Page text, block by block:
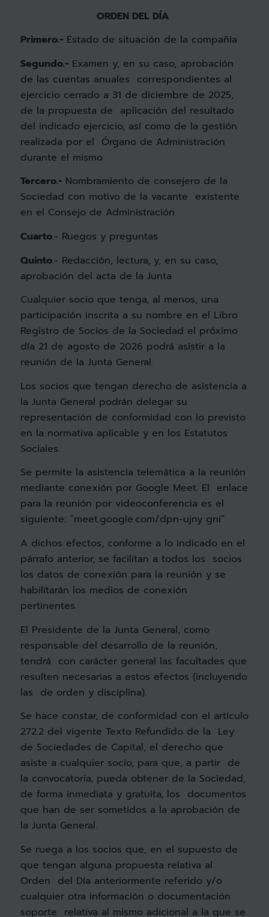
ORDEN DEL DÍA
Primero.- Estado de situación de la compañía
Segundo.- Examen y, en su caso, aprobación
de las cuentas anuales correspondientes al
ejercicio cerrado a 31 de diciembre de 2025,
de la propuesta de aplicación del resultado
del indicado ejercicio, así como de la gestión
realizada por el Órgano de Administración
durante el mismo
Tercero.- Nombramiento de consejero de la
Sociedad con motivo de la vacante existente
en el Consejo de Administración
Cuarto.- Ruegos y preguntas
Quinto.- Redacción, lectura, y, en su caso,
aprobación del acta de la Junta
Cualquier socio que tenga, al menos, una
participación inscrita a su nombre en el Libro
Registro de Socios de la Sociedad el próximo
día 21 de agosto de 2026 podrá asistir a la
reunión de la Junta General.
Los socios que tengan derecho de asistencia a
la Junta General podrán delegar su
representación de conformidad con lo previsto
en la normativa aplicable y en los Estatutos
Sociales.
Se permite la asistencia telemática a la reunión
mediante conexión por Google Meet. El enlace
para la reunión por videoconferencia es el
siguiente: “meet.google.com/dpn-ujny gni”
A dichos efectos, conforme a lo indicado en el
párrafo anterior, se facilitan a todos los socios
los datos de conexión para la reunión y se
habilitarán los medios de conexión
pertinentes.
El Presidente de la Junta General, como
responsable del desarrollo de la reunión,
tendrá con carácter general las facultades que
resulten necesarias a estos efectos (incluyendo
las de orden y disciplina).
Se hace constar, de conformidad con el artículo
272.2 del vigente Texto Refundido de la Ley
de Sociedades de Capital, el derecho que
asiste a cualquier socio, para que, a partir de
la convocatoria, pueda obtener de la Sociedad,
de forma inmediata y gratuita, los documentos
que han de ser sometidos a la aprobación de
la Junta General.
Se ruega a los socios que, en el supuesto de
que tengan alguna propuesta relativa al
Orden del Día anteriormente referido y/o
cualquier otra información o documentación
soporte relativa al mismo adicional a la que se